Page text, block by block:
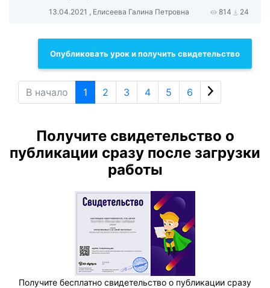
13.04.2021 , Елисеева Галина Петровна 814 24
Опубликовать урок и получить свидетельство
В начало 1 2 3 4 5 6
Получите свидетельство о
публикации сразу после загрузки
работы
Получите бесплатно свидетельство о публикации сразу